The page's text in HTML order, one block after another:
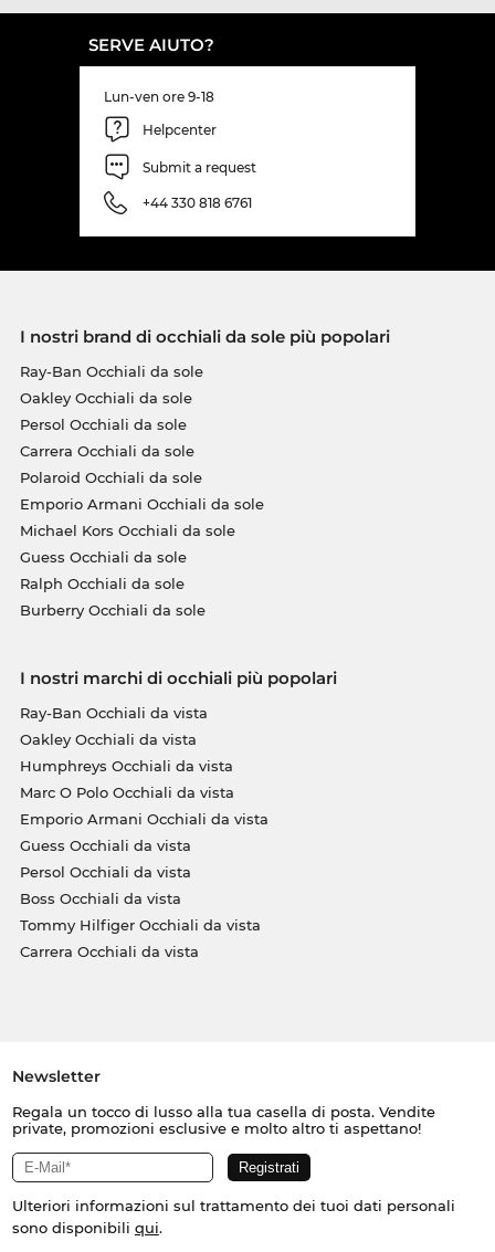
SERVE AIUTO?
Lun-ven ore 9-18
Helpcenter
Submit a request
+44 330 818 6761
I nostri brand di occhiali da sole più popolari
Ray-Ban Occhiali da sole
Oakley Occhiali da sole
Persol Occhiali da sole
Carrera Occhiali da sole
Polaroid Occhiali da sole
Emporio Armani Occhiali da sole
Michael Kors Occhiali da sole
Guess Occhiali da sole
Ralph Occhiali da sole
Burberry Occhiali da sole
I nostri marchi di occhiali più popolari
Ray-Ban Occhiali da vista
Oakley Occhiali da vista
Humphreys Occhiali da vista
Marc O Polo Occhiali da vista
Emporio Armani Occhiali da vista
Guess Occhiali da vista
Persol Occhiali da vista
Boss Occhiali da vista
Tommy Hilfiger Occhiali da vista
Carrera Occhiali da vista
Newsletter
Regala un tocco di lusso alla tua casella di posta. Vendite
private, promozioni esclusive e molto altro ti aspettano!
Ulteriori informazioni sul trattamento dei tuoi dati personali
sono disponibili qui.